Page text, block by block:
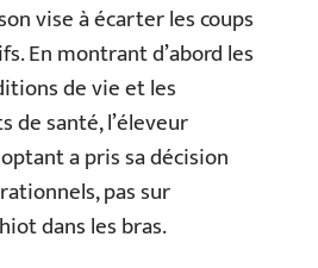
vise à écarter les coups
En montrant d’abord les
de vie et les
de santé, l’éleveur
a pris sa décision
pas sur
dans les bras.